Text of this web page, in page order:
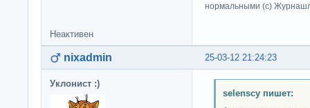
нормальными (c)
Неактивен
25-03-12 21:24:23
nixadmin
Уклонист :)
selenscy пишет: